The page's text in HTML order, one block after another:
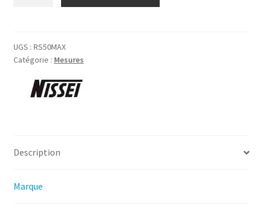
VHF-
UHF
50MAX
170/430-
UGS : RS50MAX
Catégorie : Mesures
Description
Marque